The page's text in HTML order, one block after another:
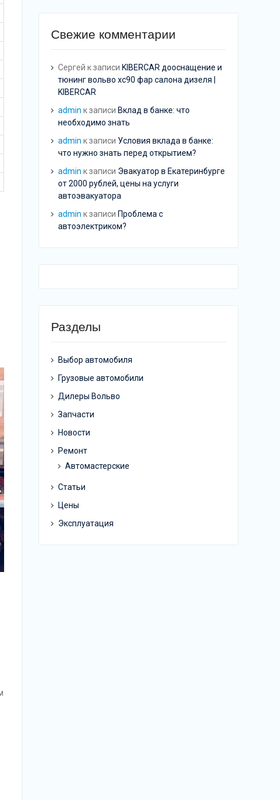
Свежие комментарии
Сергей к записи KIBERCAR дооснащение и
тюнинг вольво хс90 фар салона дизеля |
KIBERCAR
admin к записи Вклад в банке: что
необходимо знать
admin к записи Условия вклада в банке:
что нужно знать перед открытием?
admin к записи Эвакуатор в Екатеринбурге
от 2000 рублей, цены на услуги
автоэвакуатора
admin к записи Проблема с
автоэлектриком?
Разделы
Выбор автомобиля
Грузовые автомобили
Дилеры Вольво
Запчасти
Новости
Ремонт
Автомастерские
Статьи
Цены
Эксплуатация